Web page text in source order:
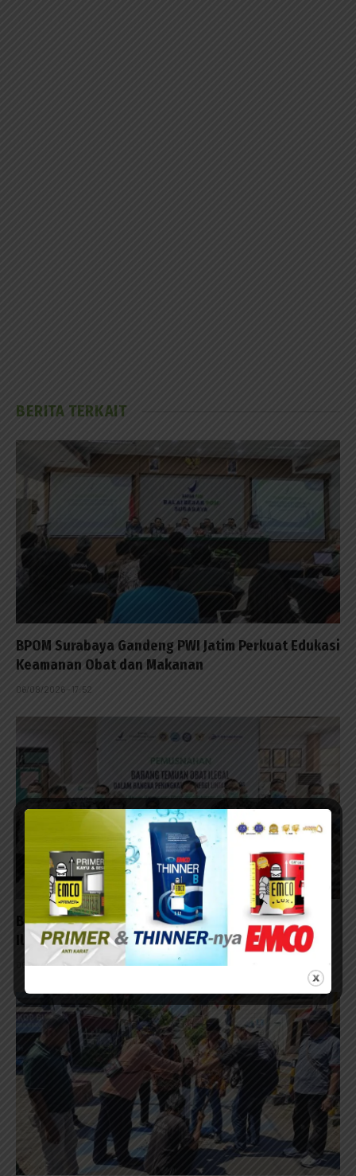
BERITA TERKAIT
BPOM Surabaya Gandeng PWI Jatim Perkuat Edukasi
Keamanan Obat dan Makanan
06/08/2026 - 17:52
BPOM Surabaya Musnahkan 97.676 Tablet Obat
Ilegal Senilai Rp540 Juta
06/08/2026 - 14:14